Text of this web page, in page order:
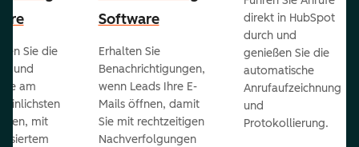
Sie die
und
am
mit
Software
Erhalten Sie
Benachrichtigungen,
wenn Leads Ihre E-
Mails öffnen, damit
Sie mit rechtzeitigen
Nachverfolgungen
direkt in HubSpot
durch und
genießen Sie die
automatische
Anrufaufzeichnung
und
Protokollierung.